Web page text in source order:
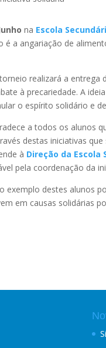
na Escola
é a angariação de
realizará a
à precariedade. A
o espírito solidário e
a todos os alunos
destas iniciativas
à Direção da Escola
pela coordenação da
exemplo destes alunos
em causas solidárias